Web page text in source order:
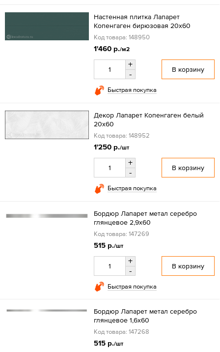
Настенная плитка Лапарет
Копенгаген бирюзовая 20x60
Код товара: 148950
1'460 р./м2
+
-
В корзину
Быстрая покупка
Декор Лапарет Копенгаген белый
20x60
Код товара: 148952
1'250 р./шт
+
-
В корзину
Быстрая покупка
Бордюр Лапарет метал серебро
глянцевое 2,9x60
Код товара: 147269
515 р./шт
+
-
В корзину
Быстрая покупка
Бордюр Лапарет метал серебро
глянцевое 1,6x60
Код товара: 147268
515 р./шт